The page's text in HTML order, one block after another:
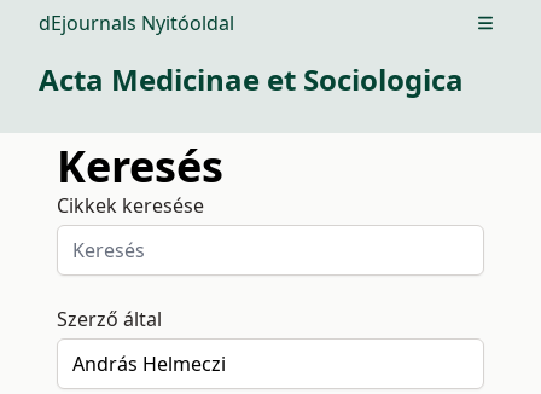
dEjournals Nyitóoldal Open
Acta Medicinae et Sociologica
Keresés
Cikkek keresése
Szerző által